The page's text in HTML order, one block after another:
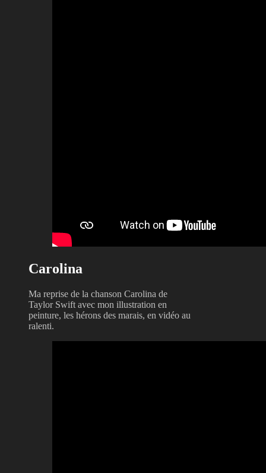
Carolina
Ma reprise de la chanson Carolina de
Taylor Swift avec mon illustration en
peinture, les hérons des marais, en vidéo au
ralenti.